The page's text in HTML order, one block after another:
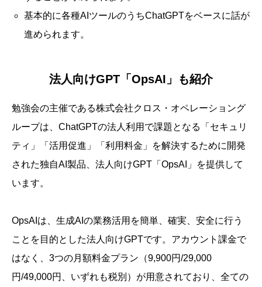
基本的に各種AIツールのうちChatGPTをベースに話が
進められます。
法人向けGPT「OpsAI」も紹介
勉強会の主催である株式会社クロス・オペレーショング
ループは、ChatGPTの法人利用で課題となる「セキュリ
ティ」「活用促進」「利用料金」を解決するために開発
された独自AI製品、法人向けGPT「OpsAI」を提供して
います。
OpsAIは、生成AIの業務活用を簡単、確実、安全に行う
ことを目的とした法人向けGPTです。アカウント課金で
はなく、3つの月額料金プラン（9,900円/29,000
円/49,000円、いずれも税別）が用意されており、全ての